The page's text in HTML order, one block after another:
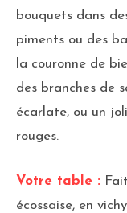
bouquets dans
piments ou des
la couronne de
des branches de
écarlate, ou un
rouges.
Votre table :
écossaise, en